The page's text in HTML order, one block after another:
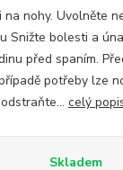
nohy. Uvolněte
Snižte bolesti a
před spaním.
potřeby lze
celý
Skladem